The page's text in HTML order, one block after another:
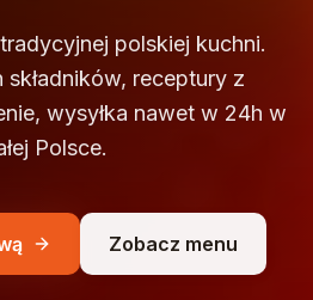
polskiej kuchni.
receptury z
wysyłka nawet w 24h w
Polsce.
Zobacz menu